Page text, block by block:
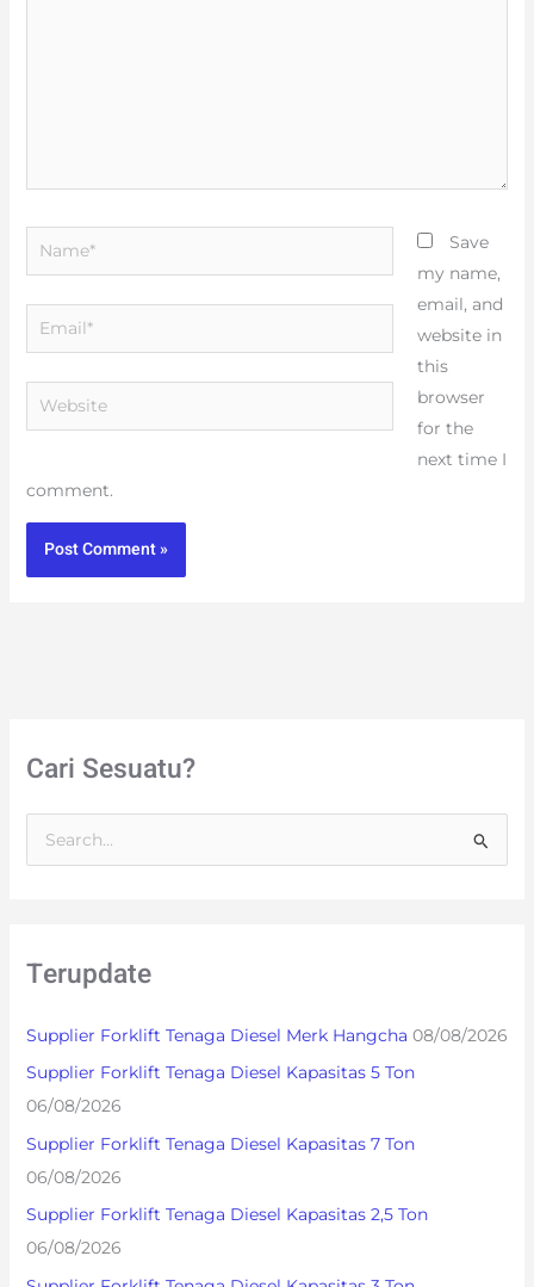
Name*
Email*
Website
Save
my name,
email, and
website in
this
browser
for the
next time I
comment.
Cari Sesuatu?
c
f
o
r
:
Terupdate
Supplier Forklift Tenaga Diesel Merk Hangcha 08/08/2026
Supplier Forklift Tenaga Diesel Kapasitas 5 Ton
06/08/2026
Supplier Forklift Tenaga Diesel Kapasitas 7 Ton
06/08/2026
Supplier Forklift Tenaga Diesel Kapasitas 2,5 Ton
06/08/2026